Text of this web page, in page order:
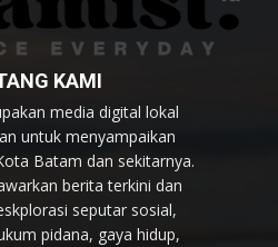
KAMI
media digital lokal
untuk menyampaikan
Batam dan sekitarnya.
berita terkini dan
seputar sosial,
pidana, gaya hidup,